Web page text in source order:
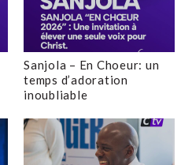
Sanjola – En Choeur: un
temps d’adoration
inoubliable